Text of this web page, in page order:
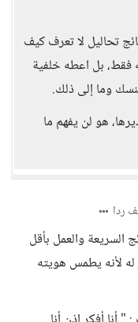
تحاليل لا تعرف كيف
فقط، بل اعطه خلفية
وما إلى ذلك.
هو لن يفهم ما
ردا
السريعة والعمل بأقل
لأنه يطمس هويته